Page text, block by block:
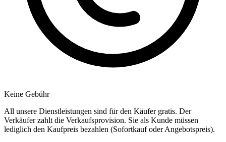
Keine Gebühr
All unsere Dienstleistungen sind für den Käufer gratis. Der
Verkäufer zahlt die Verkaufsprovision. Sie als Kunde müssen
lediglich den Kaufpreis bezahlen (Sofortkauf oder Angebotspreis).